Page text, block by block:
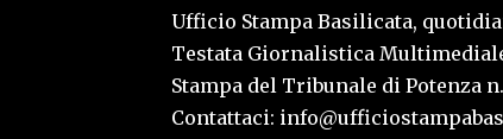
Ufficio Stampa Basilicata,
Testata Giornalistica
Stampa del Tribunale di Potenza n.
Contattaci: